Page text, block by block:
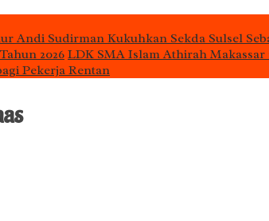
Andi Sudirman Kukuhkan Sekda Sulsel
2026 LDK SMA Islam Athirah Makassar
Pekerja Rentan